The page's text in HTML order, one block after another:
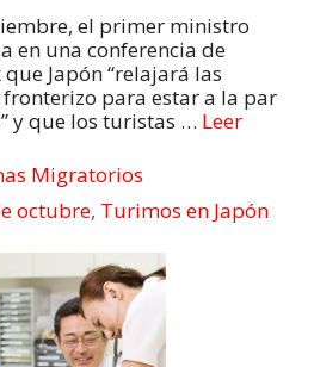
el primer ministro
en una conferencia de
Japón “relajará las
para estar a la par
y que los turistas … Leer
Migratorios
octubre, Turimos en Japón